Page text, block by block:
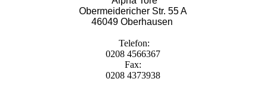
Obermeidericher Str. 55 A
46049 Oberhausen
Telefon:
0208 4566367
Fax:
0208 4373938